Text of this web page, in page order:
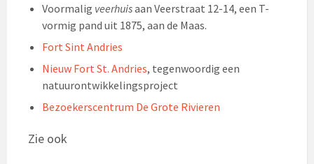
Voormalig veerhuisaan Veerstraat 12-14, een T-
vormig pand uit 1875, aan de Maas.
Fort Sint Andries
Nieuw Fort St. Andries, tegenwoordig een
natuurontwikkelingsproject
Bezoekerscentrum De Grote Rivieren
Zie ook